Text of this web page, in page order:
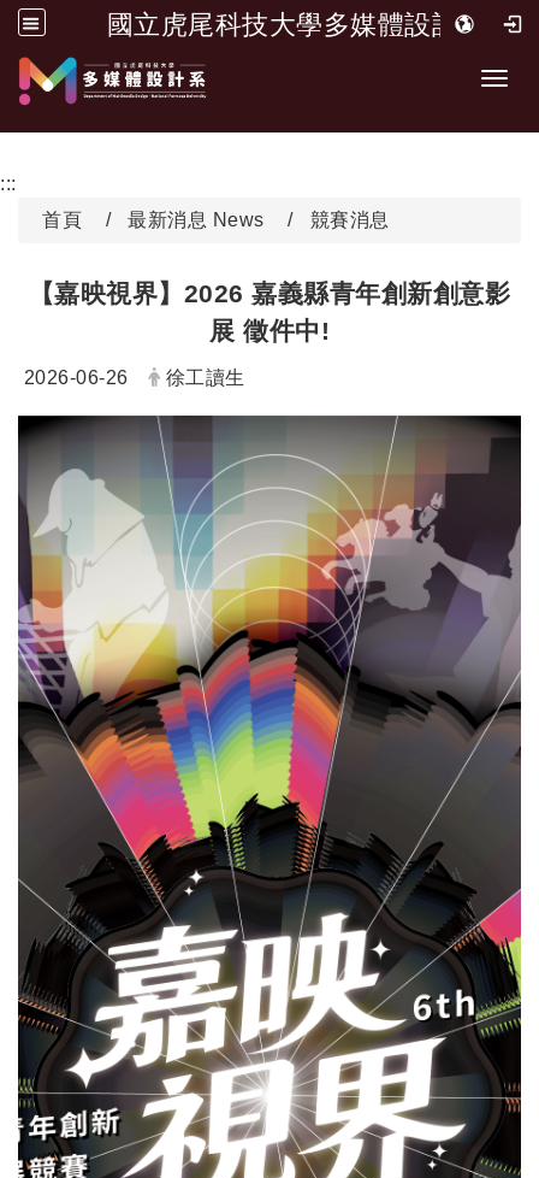
國立虎尾科技大學多媒體設計系
跳到主要內容
:::
首頁
最新消息 News 競賽消息
【嘉映視界】2026 嘉義縣青年創新創意影
展 徵件中!
日期：
2026-06-26 發布者：
徐工讀生